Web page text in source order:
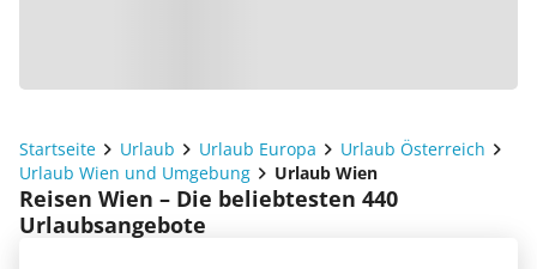
Startseite Urlaub Urlaub Europa
Urlaub Österreich
Urlaub Wien und Umgebung
Urlaub Wien
Reisen Wien – Die beliebtesten 440
Urlaubsangebote